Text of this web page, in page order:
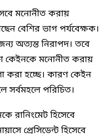
মনোনীত করায়
বেশির ভাগ পর্যবেক্ষক।
অত্যন্ত নিরাপদ। তবে
কেইনকে মনোনীত করায়
করা হচ্ছে। কারণ কেইন
সর্বমহলে পরিচিত।
রানিংমেট হিসেবে
প্রেসিডেন্ট হিসেবে